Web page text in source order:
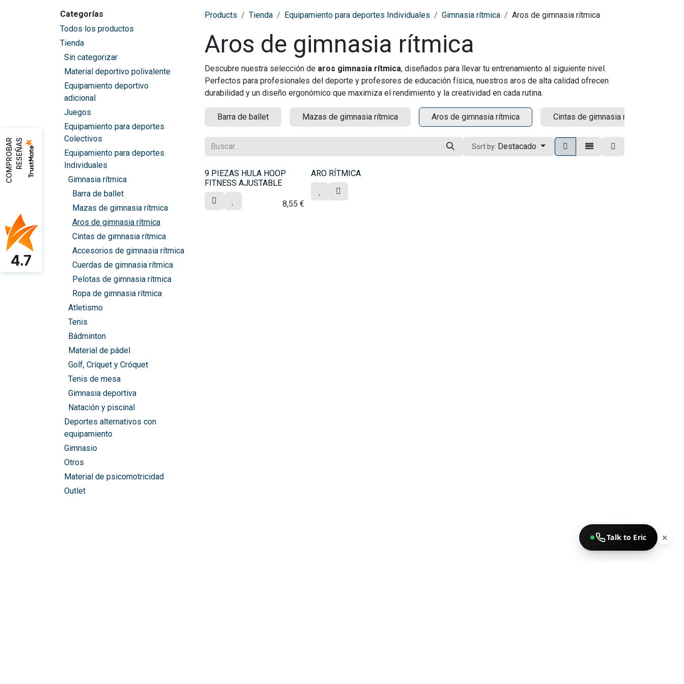
Categorías
Todos los productos
Tienda
Sin categorizar
Material deportivo polivalente
Equipamiento deportivo
adicional
Juegos
Equipamiento para deportes
Colectivos
Equipamiento para deportes
Individuales
Gimnasia rítmica
Barra de ballet
Mazas de gimnasia rítmica
Aros de gimnasia rítmica
Cintas de gimnasia rítmica
Accesorios de gimnasia rítmica
Cuerdas de gimnasia rítmica
Pelotas de gimnasia rítmica
Ropa de gimnasia rítmica
Atletismo
Tenis
Bádminton
Material de pádel
Golf, Críquet y Cróquet
Tenis de mesa
Gimnasia deportiva
Natación y piscinal
Deportes alternativos con
equipamiento
Gimnasio
Otros
Material de psicomotricidad
Outlet
Products Tienda Equipamiento para deportes Individuales Gimnasia rítmica Aros de gimnasia rítmica
Aros de gimnasia rítmica
Descubre nuestra selección de aros gimnasia rítmica, diseñados para llevar tu entrenamiento al siguiente nivel.
Perfectos para profesionales del deporte y profesores de educación física, nuestros aros de alta calidad ofrecen
durabilidad y un diseño ergonómico que maximiza el rendimiento y la creatividad en cada rutina.
Barra de ballet Mazas de gimnasia rítmica Aros de gimnasia rítmica Cintas de gimnasia rítmica
Sort by: Destacado
9 PIEZAS HULA HOOP
FITNESS AJUSTABLE
8,55 €
ARO RÍTMICA
C
O
M
P
R
O
B
A
R
R
E
S
E
Ñ
AS
4.7
Talk to Eric ✕